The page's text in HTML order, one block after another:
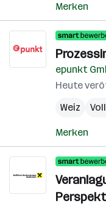
Merken
epunkt
Heute
Weiz
Merken